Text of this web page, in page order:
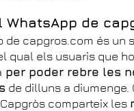
WhatsApp de
de capgros.com és un
qual els usuaris que
per poder rebre les
de dilluns a diumenge.
comparteix les